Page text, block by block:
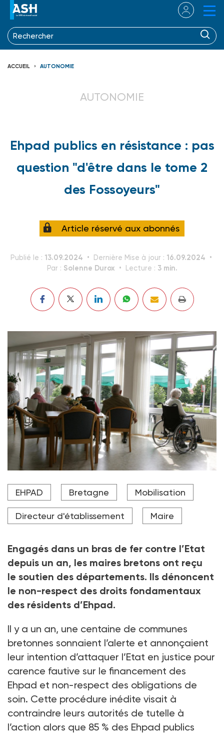
ACCUEIL AUTONOMIE
AUTONOMIE
Ehpad publics en résistance : pas
question "d'être dans le tome 2
des Fossoyeurs"
Article réservé aux abonnés
Publié le : 13.09.2024 Dernière Mise à jour : 16.09.2024
Par : Solenne Durox Lecture : 3 min.
Après un an de mobilisation, il manque toujours 10 à 12
milliards d’euros pour remettre à flot le secteur.
Crédit photo Anke Thomass - stock.adobe.com
EHPAD Bretagne Mobilisation
Directeur d'établissement Maire
Engagés dans un bras de fer contre l’Etat
depuis un an, les maires bretons ont reçu
le soutien des départements. Ils dénoncent
le non-respect des droits fondamentaux
des résidents d’Ehpad.
Il y a un an, une centaine de communes
bretonnes sonnaient l’alerte et annonçaient
leur intention d’attaquer l’Etat en justice pour
carence fautive sur le financement des
Ehpad et non-respect des obligations de
soin. Cette procédure inédite visait à
contraindre leurs autorités de tutelle à
l’action alors que 85 % des Ehpad publics